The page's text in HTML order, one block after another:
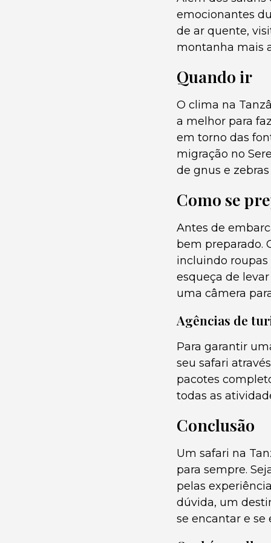
emocionantes
de ar quente,
montanha mais
Quando ir
O clima na
a melhor para
em torno das
migração no
de gnus e
Como se
Antes de
bem preparado.
incluindo roupas
esqueça de
uma câmera
Agências de
Para garantir
seu safari
pacotes
todas as
Conclusão
Um safari na
para sempre.
pelas
dúvida, um
se encantar e